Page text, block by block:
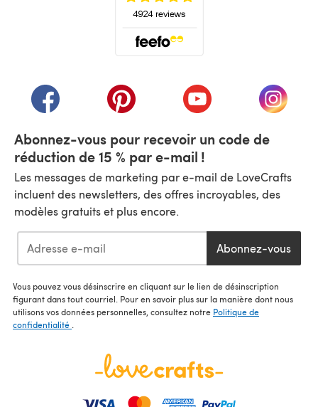
(s'ouvre dans un nouvel onglet)
(s'ouvre dans un nouvel onglet)
(s'ouvre dans un(s'ouvre
Abonnez-vous pour recevoir un code de
réduction de 15 % par e-mail !
Les messages de marketing par e-mail de LoveCrafts
incluent des newsletters, des offres incroyables, des
modèles gratuits et plus encore.
Abonnez-vous
Vous pouvez vous désinscrire en cliquant sur le lien de désinscription
figurant dans tout courriel. Pour en savoir plus sur la manière dont nous
utilisons vos données personnelles, consultez notre Politique de
confidentialité